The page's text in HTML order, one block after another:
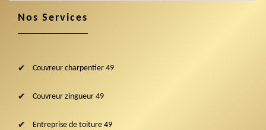
Nos Services
Couvreur charpentier 49
Couvreur zingueur 49
Entreprise de toiture 49